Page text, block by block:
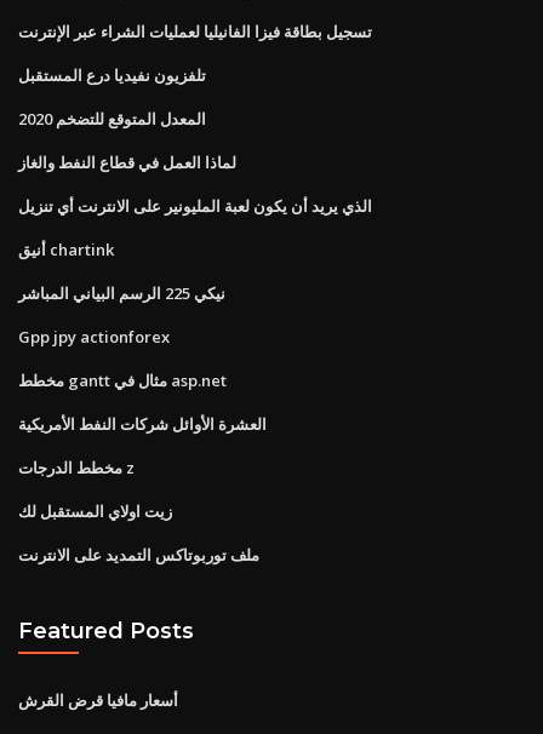
تسجيل بطاقة فيزا الفانيليا لعمليات الشراء عبر الإنترنت
تلفزيون نفيديا درع المستقبل
المعدل المتوقع للتضخم 2020
لماذا العمل في قطاع النفط والغاز
الذي يريد أن يكون لعبة المليونير على الانترنت أي تنزيل
أنيق chartink
نيكي 225 الرسم البياني المباشر
Gpp jpy actionforex
مخطط gantt مثال في asp.net
العشرة الأوائل شركات النفط الأمريكية
مخطط الدرجات z
زيت اولاي المستقبل لك
ملف توربوتاكس التمديد على الانترنت
Featured Posts
أسعار مافيا قرض القرش